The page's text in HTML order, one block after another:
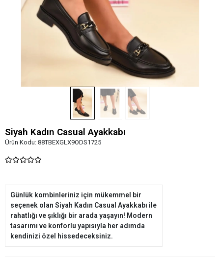
Siyah Kadın Casual Ayakkabı
Ürün Kodu: 88TBEXGLX9ODS1725
Günlük kombinleriniz için mükemmel bir
seçenek olan Siyah Kadın Casual Ayakkabı ile
rahatlığı ve şıklığı bir arada yaşayın! Modern
tasarımı ve konforlu yapısıyla her adımda
kendinizi özel hissedeceksiniz.